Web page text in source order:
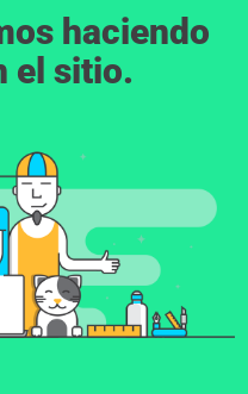
haciendo
el sitio.